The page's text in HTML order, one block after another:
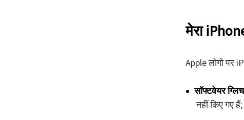
मेरा
Apple लोगो पर
सॉफ्टवेयर
नहीं किए गए